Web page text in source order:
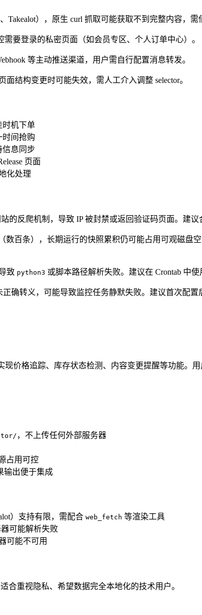
Takealot），原生 curl 抓取可能获取不到完整内容，
需要登录的私密页面（如会员专区、个人订单中心）。
等主动推送渠道，用户需自行配置消息转发。
结构变更时可能失效，需人工介入调整 selector。
时机下单
时间抢购
信息同步
页面
化处理
的反爬机制，导致 IP 被封禁或返回验证码页面。建议
数百条），长期运行的快照累积仍可能占用可观磁盘
致 python3 或脚本路径解析失败。建议在 Crontab 中
正确转义，可能导致监控任务静默失败。建议首次配置
现价格追踪、库存状态检测、内容变更提醒等功能。
，不上传任何外部服务器
占用可控
输出便于集成
）支持有限，需配合 web_fetch 等渲染工具
可能解析失败
可能不可用
合重视隐私、希望数据完全本地化的技术用户。